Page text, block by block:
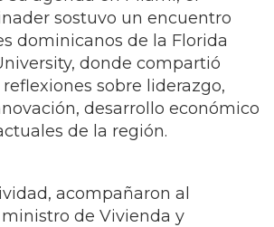
sostuvo un encuentro
dominicanos de la Florida
donde compartió
sobre liderazgo,
desarrollo económico
de la región.
acompañaron al
de Vivienda y